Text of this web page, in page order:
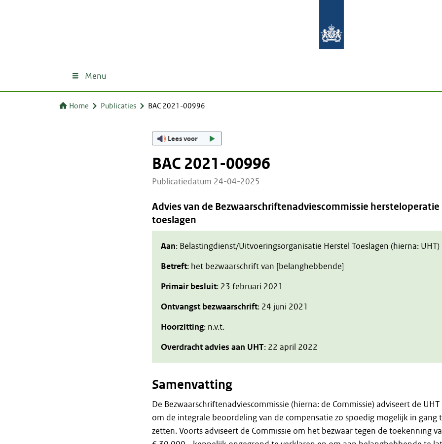
Menu
Home Publicaties BAC 2021-00996
Lees voor
BAC 2021-00996
Publicatiedatum 24-04-2025
Advies van de Bezwaarschriftenadviescommissie hersteloperatie
toeslagen
Aan: Belastingdienst/Uitvoeringsorganisatie Herstel Toeslagen (hierna: UHT)
Betreft: het bezwaarschrift van [belanghebbende]
Primair besluit: 23 februari 2021
Ontvangst bezwaarschrift: 24 juni 2021
Hoorzitting: n.v.t.
Overdracht advies aan UHT: 22 april 2022
Samenvatting
De Bezwaarschriftenadviescommissie (hierna: de Commissie) adviseert de UHT
om de integrale beoordeling van de compensatie zo spoedig mogelijk in gang
zetten. Voorts adviseert de Commissie om het bezwaar tegen de toekenning